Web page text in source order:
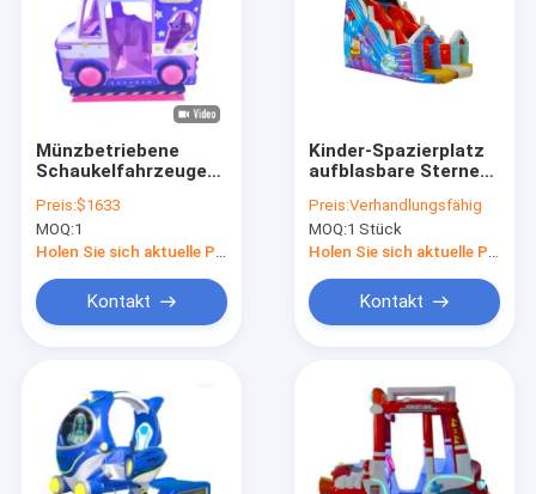
Münzbetriebene
Schaukelfahrzeuge
und fröhliche Lieder
für Kinder
Preis:$1633
MOQ:1
Kontakt
Kinder-Spazierplatz
aufblasbare Sterne
zum Mieten
Preis:Verhandlungsfähig
MOQ:1 Stück
Kontakt